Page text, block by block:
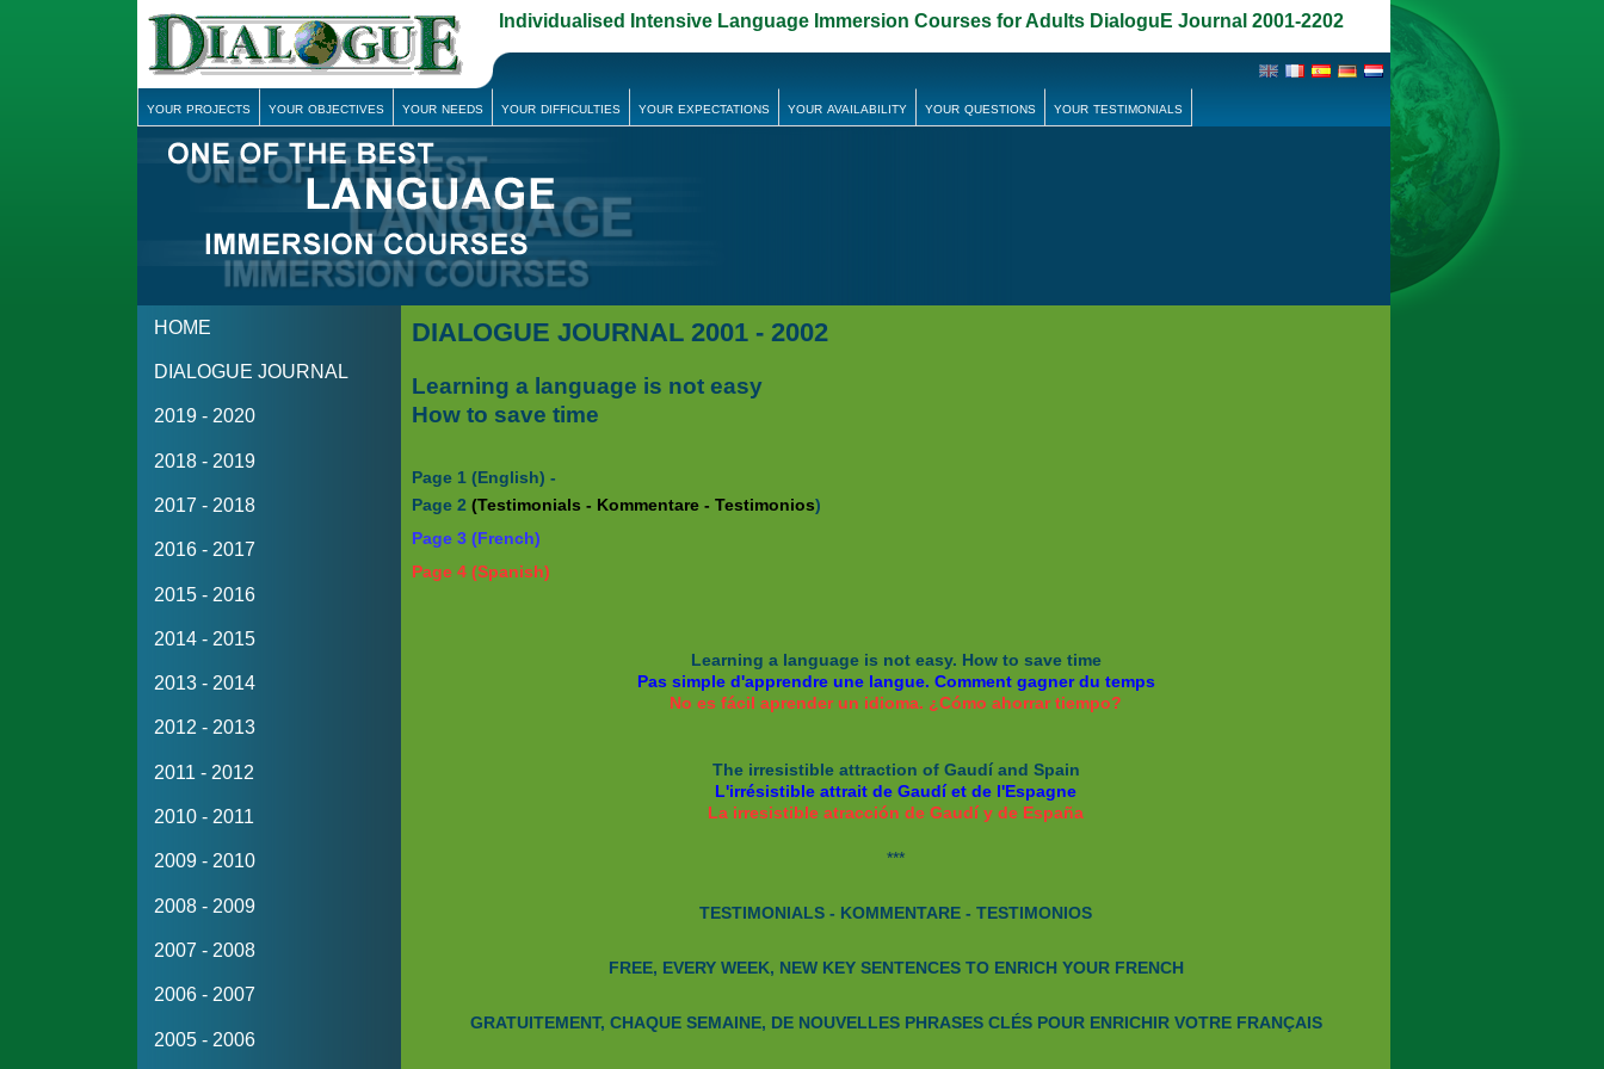
Individualised Intensive Language Immersion Courses for Adults DialoguE Journal 2001-2202
your projects your objectives your needs your difficulties your expectations your availability your questions your testimonials
DIALOGUE JOURNAL 2001 - 2002
Learning a language is not easy
How to save time
Page 1 (English) -
Page 2 (Testimonials - Kommentare - Testimonios)
Page 3 (French)
Page 4 (Spanish)
Learning a language is not easy. How to save time
Pas simple d'apprendre une langue. Comment gagner du temps
No es fácil aprender un idioma. ¿Cómo ahorrar tiempo?
The irresistible attraction of Gaudí and Spain
L'irrésistible attrait de Gaudí et de l'Espagne
La irresistible atracción de Gaudí y de España
***
TESTIMONIALS - KOMMENTARE - TESTIMONIOS
FREE, EVERY WEEK, NEW KEY SENTENCES TO ENRICH YOUR FRENCH
GRATUITEMENT, CHAQUE SEMAINE, DE NOUVELLES PHRASES CLÉS POUR ENRICHIR VOTRE FRANÇAIS
HOME
DIALOGUE JOURNAL
2019 - 2020
2018 - 2019
2017 - 2018
2016 - 2017
2015 - 2016
2014 - 2015
2013 - 2014
2012 - 2013
2011 - 2012
2010 - 2011
2009 - 2010
2008 - 2009
2007 - 2008
2006 - 2007
2005 - 2006